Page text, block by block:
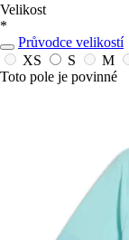
Velikost
*
Průvodce velikostí
XS
S M
Toto pole je povinné